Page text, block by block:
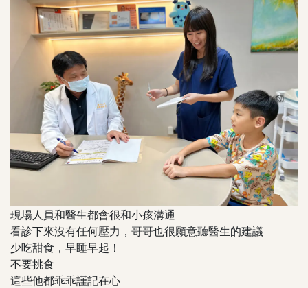
現場人員和醫生都會很和小孩溝通
看診下來沒有任何壓力，哥哥也很願意聽醫生的建議
少吃甜食，早睡早起！
不要挑食
這些他都乖乖謹記在心